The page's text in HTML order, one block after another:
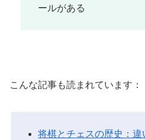
ールがある
こんな記事も読まれています：
将棋とチェスの歴史：違